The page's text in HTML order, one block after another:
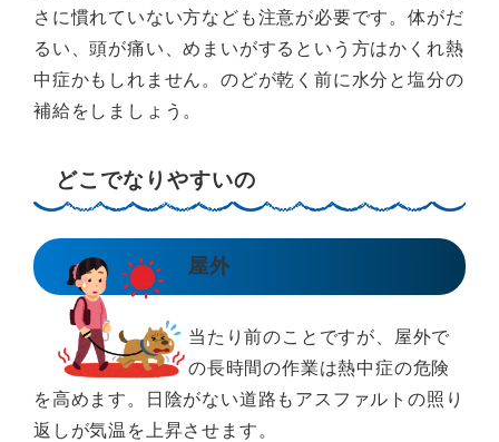
さに慣れていない方なども注意が必要です。体がだ
るい、頭が痛い、めまいがするという方はかくれ熱
中症かもしれません。のどが乾く前に水分と塩分の
補給をしましょう。
どこでなりやすいの
屋外
当たり前のことですが、屋外で
の長時間の作業は熱中症の危険
を高めます。日陰がない道路もアスファルトの照り
返しが気温を上昇させます。